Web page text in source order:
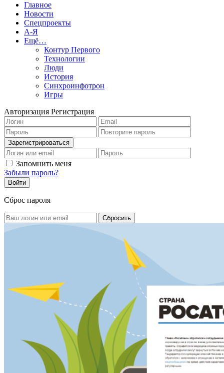
Главное
Новости
Спецпроекты
А-Я
Ещё…
Контур Первого
Технологии
Люди
История
Синхроинфотрон
Игры
Авторизация Регистрация
Запомнить меня
Забыли пароль?
Сброс пароля